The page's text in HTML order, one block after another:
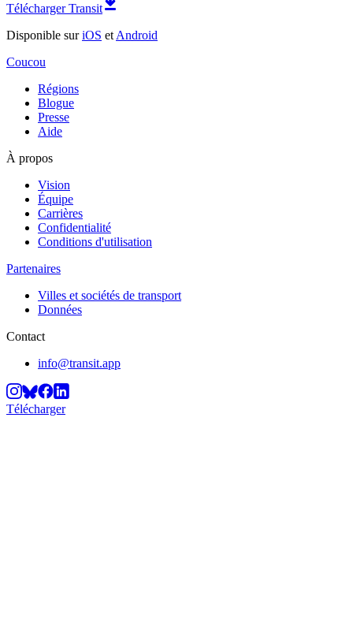
Télécharger Transit
Disponible suriOS et Android
Coucou
Régions
Blogue
Presse
Aide
À propos
Vision
Équipe
Carrières
Confidentialité
Conditions d'utilisation
Partenaires
Villes et sociétés de transport
Données
Contact
info@transit.app
Télécharger